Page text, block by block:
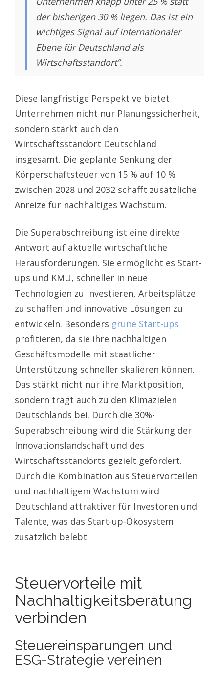
der bisherigen 30 % liegen. Das ist ein
wichtiges Signal auf internationaler
Ebene für Deutschland als
Wirtschaftsstandort”.
Diese langfristige Perspektive bietet
Unternehmen nicht nur Planungssicherheit,
sondern stärkt auch den
Wirtschaftsstandort Deutschland
insgesamt. Die geplante Senkung der
Körperschaftsteuer von 15 % auf 10 %
zwischen 2028 und 2032 schafft zusätzliche
Anreize für nachhaltiges Wachstum.
Die Superabschreibung ist eine direkte
Antwort auf aktuelle wirtschaftliche
Herausforderungen. Sie ermöglicht es Start-
ups und KMU, schneller in neue
Technologien zu investieren, Arbeitsplätze
zu schaffen und innovative Lösungen zu
entwickeln. Besonders grüne Start-ups
profitieren, da sie ihre nachhaltigen
Geschäftsmodelle mit staatlicher
Unterstützung schneller skalieren können.
Das stärkt nicht nur ihre Marktposition,
sondern trägt auch zu den Klimazielen
Deutschlands bei. Durch die 30%-
Superabschreibung wird die Stärkung der
Innovationslandschaft und des
Wirtschaftsstandorts gezielt gefördert.
Durch die Kombination aus Steuervorteilen
und nachhaltigem Wachstum wird
Deutschland attraktiver für Investoren und
Talente, was das Start-up-Ökosystem
zusätzlich belebt.
Steuervorteile mit
Nachhaltigkeitsberatung
verbinden
Steuereinsparungen und
ESG-Strategie vereinen